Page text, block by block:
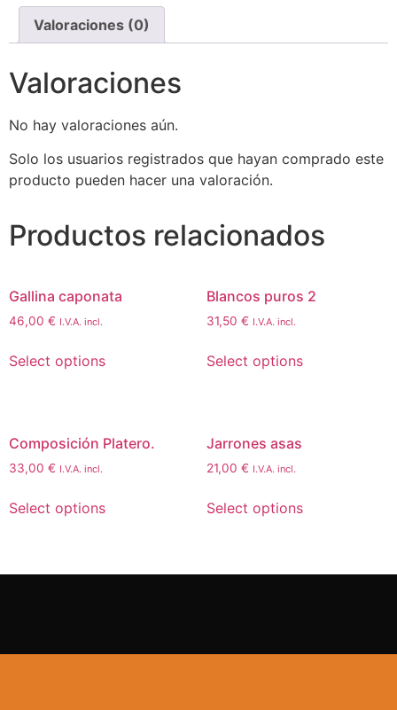
Valoraciones (0)
Valoraciones
No hay valoraciones aún.
Solo los usuarios registrados que hayan comprado este
producto pueden hacer una valoración.
Productos relacionados
Gallina caponata
46,00 € I.V.A. incl.
Select options
Blancos puros 2
31,50 € I.V.A. incl.
Select options
Composición Platero.
33,00 € I.V.A. incl.
Select options
Jarrones asas
21,00 € I.V.A. incl.
Select options